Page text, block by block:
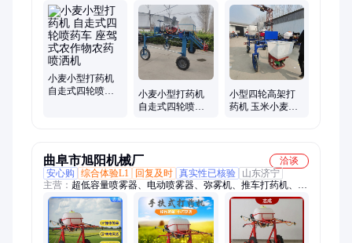
混料机、滚筒搅拌机、收谷机、粮食装袋机、软管吸粮机、精播
机、四驱微耕机、开沟培土机、链轨微耕机、挖坑机、汽油镐、
树枝粉碎机、木屑机、打桩机、切菜机、粮食筛选机、揉丝机、
铡草粉碎机、马路切割机、多功能脱粒机、拖拉机
小麦小型打药机
自走式四轮喷药
小麦小型打药机
自走式四轮喷药
小型四轮高架打
药机 玉米小麦地
曲阜市旭阳机械厂
洽谈
安心购
综合体验L1 回复及时 真实性已核验
山东济宁
主营： 超低容量喷雾器、电动喷雾器、弥雾机、推车打药机、风
送式打药机、遥控打药机、气溶胶喷雾器、翻斗车、装载机、饲
料粉碎机、柴油三轮车、消杀消毒机、风雾机、脉冲式烟雾机、
挖坑机、微耕机、撒肥机、四不像车、四驱翻斗车、背负式风雾